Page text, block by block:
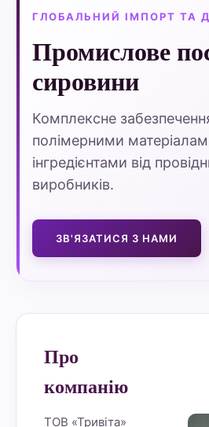
ГЛОБАЛЬНИЙ ІМПОРТ ТА
Промислове
сировини
Комплексне
полімерними
інгредієнтами від
виробників.
ЗВ'ЯЗАТИСЯ З НАМИ
Про
компанію
ТОВ «Тривіта»